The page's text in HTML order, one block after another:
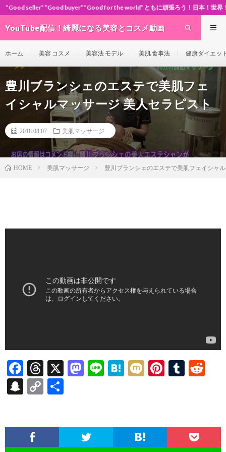
buyer” ”Good for the world” ともに頑張ろう！日本！世界！
YouTube配信！綺麗になる美容とコスメ動画
ホーム 美容 コスメ 美容法 モデル 美肌 食事法 健康ダイエッ
豊川ブランシェのエステで美肌フェ
イシャルマッサージ 美人セラピスト
2018.08.07 美肌マッサージ
HOME 美肌マッサージ 豊川ブランシェのエステで美肌フェイシャ
F
ac
e
o
T
hr
ea
X
M
o
Li H
a
M Pi
t
T
r
t
S
pc
C